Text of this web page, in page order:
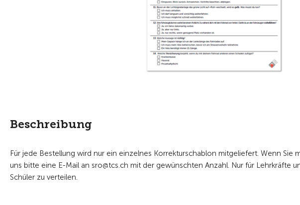
Beschreibung
Für jede Bestellung wird nur ein einzelnes Korrekturschablon mitgeliefert. Wenn Sie
uns bitte eine E-Mail an sro@tcs.ch mit der gewünschten Anzahl. Nur für Lehrkräfte
Schüler zu verteilen.